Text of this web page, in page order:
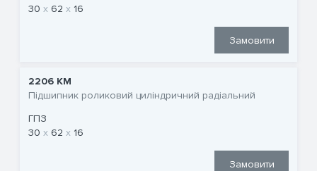
30
62 16
Замовити
2206 КМ
Підшипник роликовий циліндричний радіальний
ГПЗ
30
62 16
Замовити